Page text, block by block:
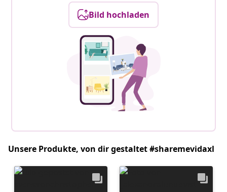
Bild hochladen
Unsere Produkte, von dir gestaltet #sharemevidaxl